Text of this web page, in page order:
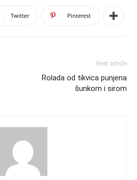
Twitter Pinterest
Next article
Rolada od tikvica punjena
šunkom i sirom